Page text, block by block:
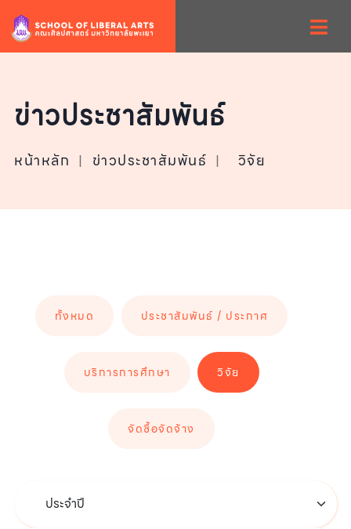
ข่าวประชาสัมพันธ์
หน้าหลัก | ข่าวประชาสัมพันธ์ | วิจัย
ทั้งหมด ประชาสัมพันธ์ / ประกาศ
บริการการศึกษา วิจัย
จัดซื้อจัดจ้าง